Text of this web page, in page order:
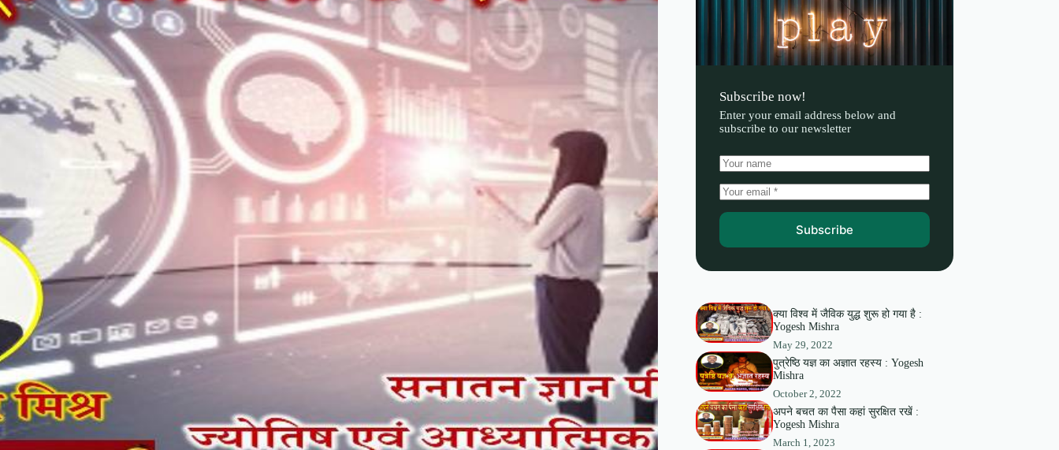
Subscribe now!
Enter your email address below and
subscribe to our newsletter
Subscribe
क्या विश्व में जैविक युद्ध शुरू हो गया है :
Yogesh Mishra
May 29, 2022
पुत्रेष्ठि यज्ञ का अज्ञात रहस्य : Yogesh
Mishra
October 2, 2022
अपने बचत का पैसा कहां सुरक्षित रखें :
Yogesh Mishra
March 1, 2023